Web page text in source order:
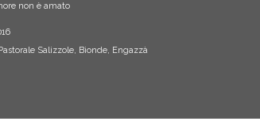
non è amato
Salizzole, Bionde, Engazzà